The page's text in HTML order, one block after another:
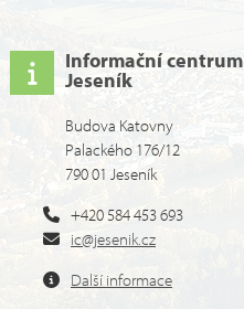
Informační centrum
Jeseník
Budova Katovny
Palackého 176/12
790 01 Jeseník
+420 584 453 693
ic@jesenik.cz
Další informace